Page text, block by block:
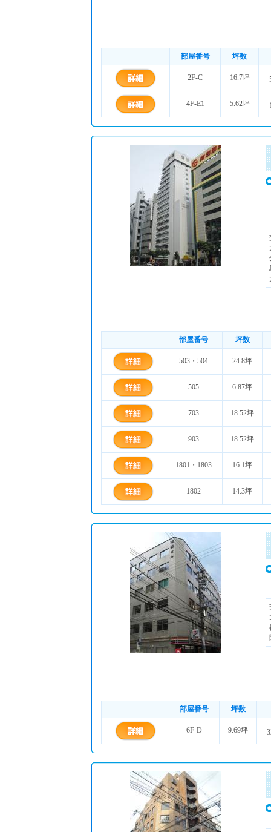
部屋番号 坪数
2F-C 16.7坪
4F-E1 5.62坪
部屋番号 坪数
503・504 24.8坪
505 6.87坪
703 18.52坪
903 18.52坪
1801・1803 16.1坪
1802 14.3坪
部屋番号 坪数
6F-D 9.69坪